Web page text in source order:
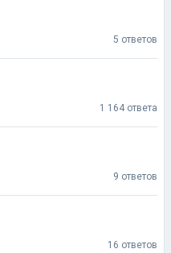
5 ответов
1 164 ответа
9 ответов
16 ответов